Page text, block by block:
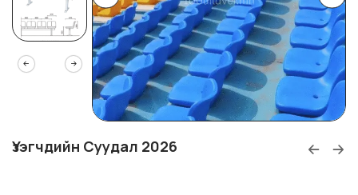
Үзэгчдийн Суудал 2026